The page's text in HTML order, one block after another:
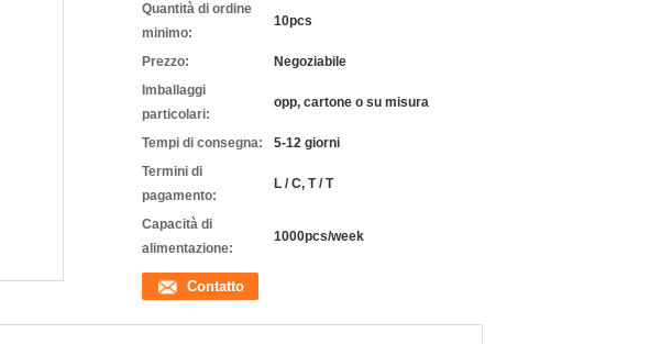
Quantità di ordine
minimo:
10pcs
Prezzo:
Negoziabile
Imballaggi
particolari:
opp, cartone o su misura
Tempi di consegna:
5-12 giorni
Termini di
pagamento:
L / C, T / T
Capacità di
alimentazione:
1000pcs/week
Contatto